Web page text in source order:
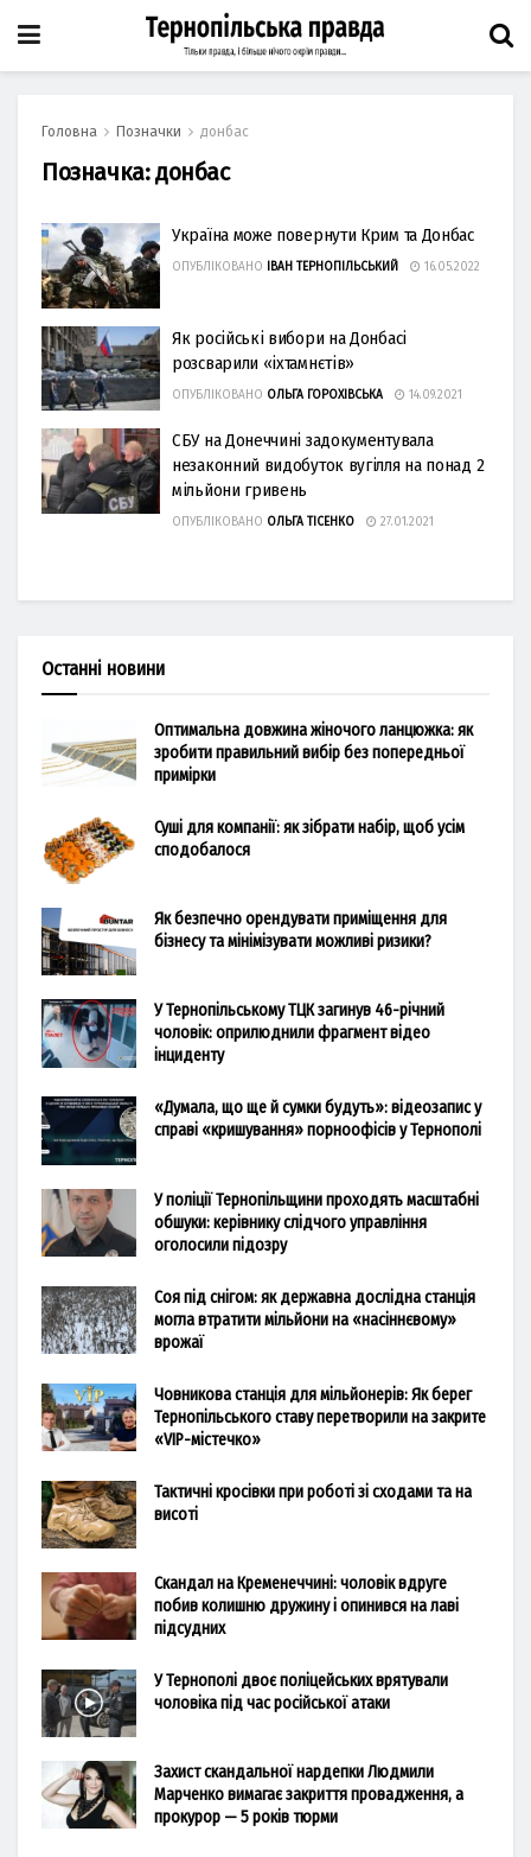
Головна Позначки донбас
Позначка:донбас
Україна може повернути Крим та Донбас
ОПУБЛІКОВАНО ІВАН ТЕРНОПІЛЬСЬКИЙ 16.05.2022
Як російські вибори на Донбасі
розсварили «іхтамнєтів»
ОПУБЛІКОВАНО ОЛЬГА ГОРОХІВСЬКА 14.09.2021
СБУ на Донеччині задокументувала
незаконний видобуток вугілля на понад 2
мільйони гривень
ОПУБЛІКОВАНО ОЛЬГА ТІСЕНКО 27.01.2021
Останні новини
Оптимальна довжина жіночого ланцюжка: як
зробити правильний вибір без попередньої
примірки
Суші для компанії: як зібрати набір, щоб усім
сподобалося
Як безпечно орендувати приміщення для
бізнесу та мінімізувати можливі ризики?
У Тернопільському ТЦК загинув 46-річний
чоловік: оприлюднили фрагмент відео
інциденту
«Думала, що ще й сумки будуть»: відеозапис у
справі «кришування» порноофісів у Тернополі
У поліції Тернопільщини проходять масштабні
обшуки: керівнику слідчого управління
оголосили підозру
Соя під снігом: як державна дослідна станція
могла втратити мільйони на «насіннєвому»
врожаї
Човникова станція для мільйонерів: Як берег
Тернопільського ставу перетворили на закрите
«VIP-містечко»
Тактичні кросівки при роботі зі сходами та на
висоті
Скандал на Кременеччині: чоловік вдруге
побив колишню дружину і опинився на лаві
підсудних
У Тернополі двоє поліцейських врятували
чоловіка під час російської атаки
Захист скандальної нардепки Людмили
Марченко вимагає закриття провадження, а
прокурор — 5 років тюрми